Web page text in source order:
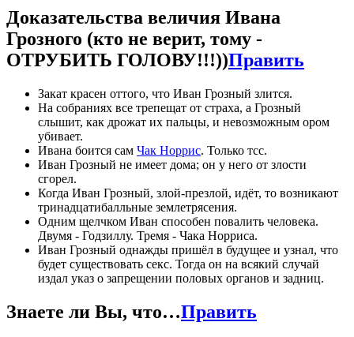
Доказательства величия Ивана
Грозного (кто не верит, тому -
ОТРУБИТЬ ГОЛОВУ!!!))Править
Закат красен оттого, что Иван Грозный злится.
На собраниях все трепещат от страха, а Грозный
слышит, как дрожат их пальцы, и невозможным ором
убивает.
Ивана боится сам Чак Норрис. Только тсс.
Иван Грозный не имеет дома; он у него от злости
сгорел.
Когда Иван Грозный, злой-презлой, идёт, то возникают
тринадцатибалльные землетрясения.
Одним щелчком Иван способен повалить человека.
Двумя - Годзиллу. Тремя - Чака Норриса.
Иван Грозный однажды пришёл в будущее и узнал, что
будет существовать секс. Тогда он на всякий случай
издал указ о запрещении половых органов и задниц.
Знаете ли Вы, что…Править